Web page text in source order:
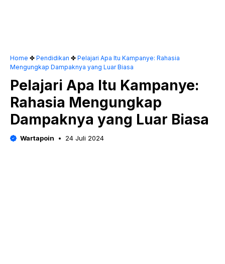
Home ✤ Pendidikan ✤ Pelajari Apa Itu Kampanye: Rahasia
Mengungkap Dampaknya yang Luar Biasa
Pelajari Apa Itu Kampanye:
Rahasia Mengungkap
Dampaknya yang Luar Biasa
Wartapoin 24 Juli 2024